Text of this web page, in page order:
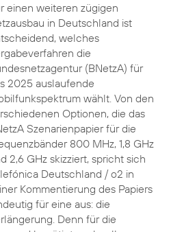
einen weiteren zügigen
in Deutschland ist
welches
die
(BNetzA) für
2025 auslaufende
wählt. Von den
Optionen, die das
Szenarienpapier für die
800 MHz, 1,8 GHz
2,6 GHz skizziert, spricht sich
Deutschland / o2 in
Kommentierung des Papiers
für eine aus: die
Denn für die